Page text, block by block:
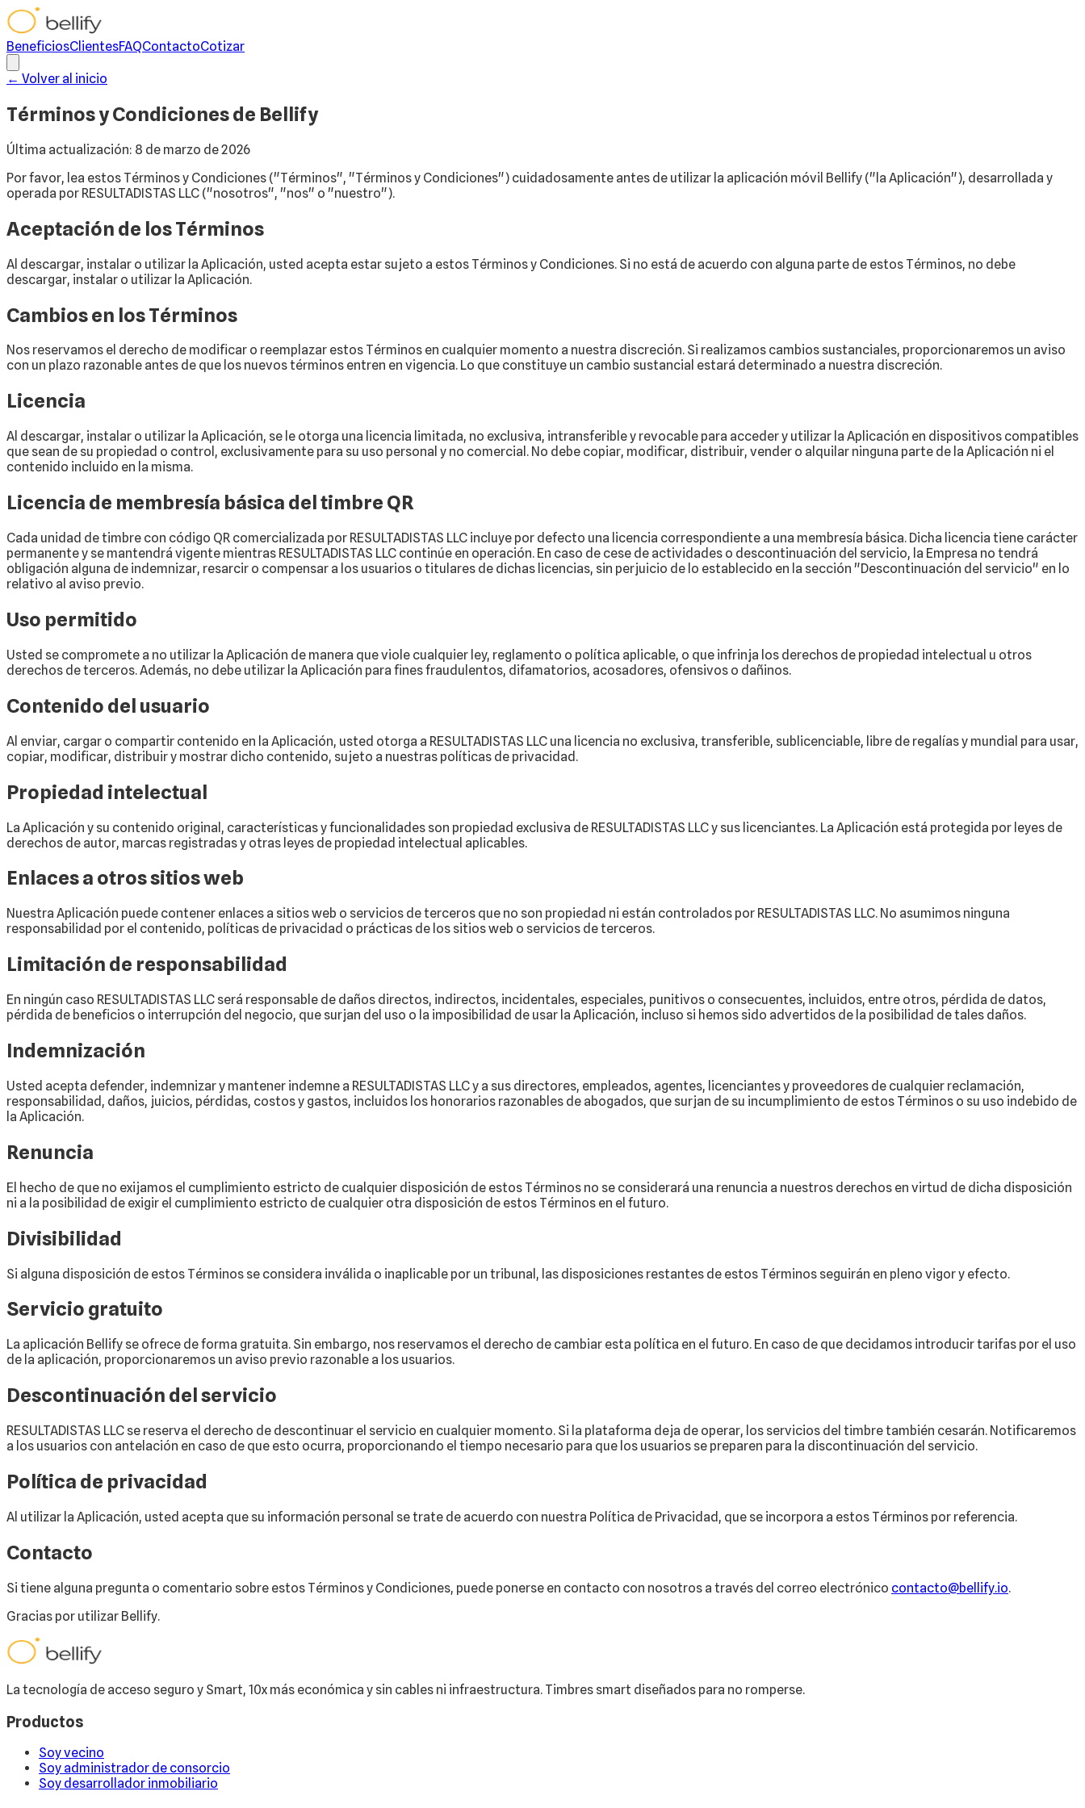
BeneficiosClientesFAQContactoCotizar
← Volver al inicio
Términos y Condiciones de Bellify
Última actualización: 8 de marzo de 2026
Por favor, lea estos Términos y Condiciones ("Términos", "Términos y Condiciones") cuidadosamente antes de utilizar la aplicación móvil Bellify ("la Aplicación"), desarrollada y
operada por RESULTADISTAS LLC ("nosotros", "nos" o "nuestro").
Aceptación de los Términos
Al descargar, instalar o utilizar la Aplicación, usted acepta estar sujeto a estos Términos y Condiciones. Si no está de acuerdo con alguna parte de estos Términos, no debe
descargar, instalar o utilizar la Aplicación.
Cambios en los Términos
Nos reservamos el derecho de modificar o reemplazar estos Términos en cualquier momento a nuestra discreción. Si realizamos cambios sustanciales, proporcionaremos un aviso
con un plazo razonable antes de que los nuevos términos entren en vigencia. Lo que constituye un cambio sustancial estará determinado a nuestra discreción.
Licencia
Al descargar, instalar o utilizar la Aplicación, se le otorga una licencia limitada, no exclusiva, intransferible y revocable para acceder y utilizar la Aplicación en dispositivos compatibles
que sean de su propiedad o control, exclusivamente para su uso personal y no comercial. No debe copiar, modificar, distribuir, vender o alquilar ninguna parte de la Aplicación ni el
contenido incluido en la misma.
Licencia de membresía básica del timbre QR
Cada unidad de timbre con código QR comercializada por RESULTADISTAS LLC incluye por defecto una licencia correspondiente a una membresía básica. Dicha licencia tiene carácter
permanente y se mantendrá vigente mientras RESULTADISTAS LLC continúe en operación. En caso de cese de actividades o descontinuación del servicio, la Empresa no tendrá
obligación alguna de indemnizar, resarcir o compensar a los usuarios o titulares de dichas licencias, sin perjuicio de lo establecido en la sección "Descontinuación del servicio" en lo
relativo al aviso previo.
Uso permitido
Usted se compromete a no utilizar la Aplicación de manera que viole cualquier ley, reglamento o política aplicable, o que infrinja los derechos de propiedad intelectual u otros
derechos de terceros. Además, no debe utilizar la Aplicación para fines fraudulentos, difamatorios, acosadores, ofensivos o dañinos.
Contenido del usuario
Al enviar, cargar o compartir contenido en la Aplicación, usted otorga a RESULTADISTAS LLC una licencia no exclusiva, transferible, sublicenciable, libre de regalías y mundial para usar,
copiar, modificar, distribuir y mostrar dicho contenido, sujeto a nuestras políticas de privacidad.
Propiedad intelectual
La Aplicación y su contenido original, características y funcionalidades son propiedad exclusiva de RESULTADISTAS LLC y sus licenciantes. La Aplicación está protegida por leyes de
derechos de autor, marcas registradas y otras leyes de propiedad intelectual aplicables.
Enlaces a otros sitios web
Nuestra Aplicación puede contener enlaces a sitios web o servicios de terceros que no son propiedad ni están controlados por RESULTADISTAS LLC. No asumimos ninguna
responsabilidad por el contenido, políticas de privacidad o prácticas de los sitios web o servicios de terceros.
Limitación de responsabilidad
En ningún caso RESULTADISTAS LLC será responsable de daños directos, indirectos, incidentales, especiales, punitivos o consecuentes, incluidos, entre otros, pérdida de datos,
pérdida de beneficios o interrupción del negocio, que surjan del uso o la imposibilidad de usar la Aplicación, incluso si hemos sido advertidos de la posibilidad de tales daños.
Indemnización
Usted acepta defender, indemnizar y mantener indemne a RESULTADISTAS LLC y a sus directores, empleados, agentes, licenciantes y proveedores de cualquier reclamación,
responsabilidad, daños, juicios, pérdidas, costos y gastos, incluidos los honorarios razonables de abogados, que surjan de su incumplimiento de estos Términos o su uso indebido de
la Aplicación.
Renuncia
El hecho de que no exijamos el cumplimiento estricto de cualquier disposición de estos Términos no se considerará una renuncia a nuestros derechos en virtud de dicha disposición
ni a la posibilidad de exigir el cumplimiento estricto de cualquier otra disposición de estos Términos en el futuro.
Divisibilidad
Si alguna disposición de estos Términos se considera inválida o inaplicable por un tribunal, las disposiciones restantes de estos Términos seguirán en pleno vigor y efecto.
Servicio gratuito
La aplicación Bellify se ofrece de forma gratuita. Sin embargo, nos reservamos el derecho de cambiar esta política en el futuro. En caso de que decidamos introducir tarifas por el uso
de la aplicación, proporcionaremos un aviso previo razonable a los usuarios.
Descontinuación del servicio
RESULTADISTAS LLC se reserva el derecho de descontinuar el servicio en cualquier momento. Si la plataforma deja de operar, los servicios del timbre también cesarán. Notificaremos
a los usuarios con antelación en caso de que esto ocurra, proporcionando el tiempo necesario para que los usuarios se preparen para la discontinuación del servicio.
Política de privacidad
Al utilizar la Aplicación, usted acepta que su información personal se trate de acuerdo con nuestra Política de Privacidad, que se incorpora a estos Términos por referencia.
Contacto
Si tiene alguna pregunta o comentario sobre estos Términos y Condiciones, puede ponerse en contacto con nosotros a través del correo electrónico contacto@bellify.io.
Gracias por utilizar Bellify.
La tecnología de acceso seguro y Smart, 10x más económica y sin cables ni infraestructura. Timbres smart diseñados para no romperse.
Productos
Soy vecino
Soy administrador de consorcio
Soy desarrollador inmobiliario